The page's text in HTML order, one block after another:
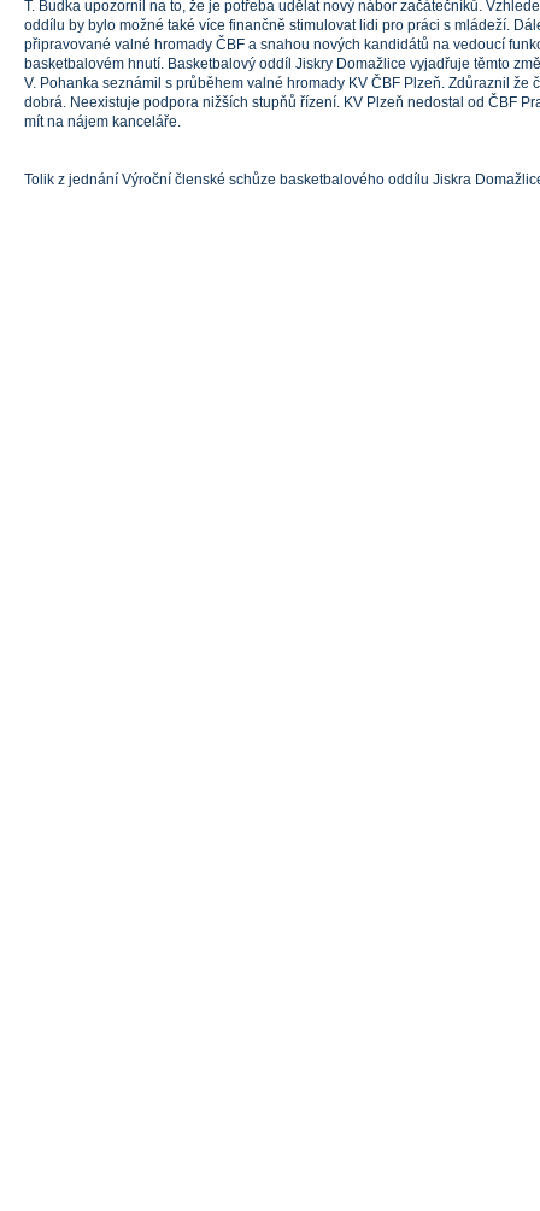
T. Budka upozornil na to, že je potřeba udělat nový nábor začátečníků.
oddílu by bylo možné také více finančně stimulovat lidi pro práci s mládeží.
připravované valné hromady ČBF a snahou nových kandidátů na vedoucí
basketbalovém hnutí. Basketbalový oddíl Jiskry Domažlice vyjadřuje těmto
V. Pohanka seznámil s průběhem valné hromady KV ČBF Plzeň. Zdůraznil že
dobrá. Neexistuje podpora nižších stupňů řízení. KV Plzeň nedostal od ČBF
mít na nájem kanceláře.
Tolik z jednání Výroční členské schůze basketbalového oddílu Jiskra